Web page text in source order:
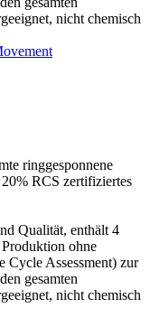
nicht chemisch
ringgesponnene
RCS zertifiziertes
Qualität, enthält 4
ohne
Assessment) zur
gesamten
nicht chemisch